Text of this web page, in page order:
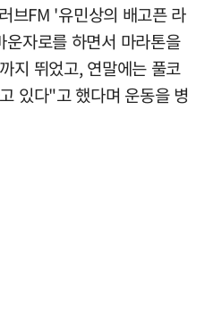
브FM '유민상의 배고픈 라
자로를 하면서 마라톤을
지 뛰었고, 연말에는 풀코
있다"고 했다며 운동을 병